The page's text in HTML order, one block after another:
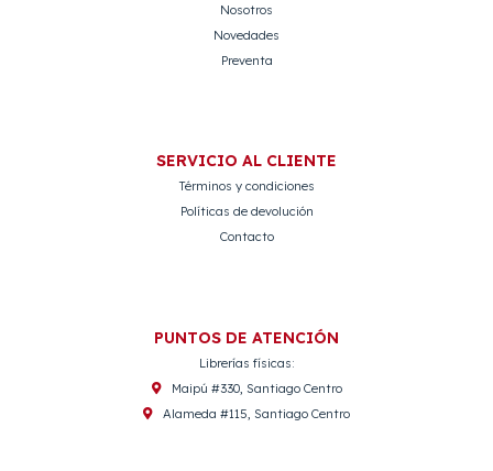
Nosotros
Novedades
Preventa
SERVICIO AL CLIENTE
Términos y condiciones
Políticas de devolución
Contacto
PUNTOS DE ATENCIÓN
Librerías físicas:
Maipú #330, Santiago Centro
Alameda #115, Santiago Centro